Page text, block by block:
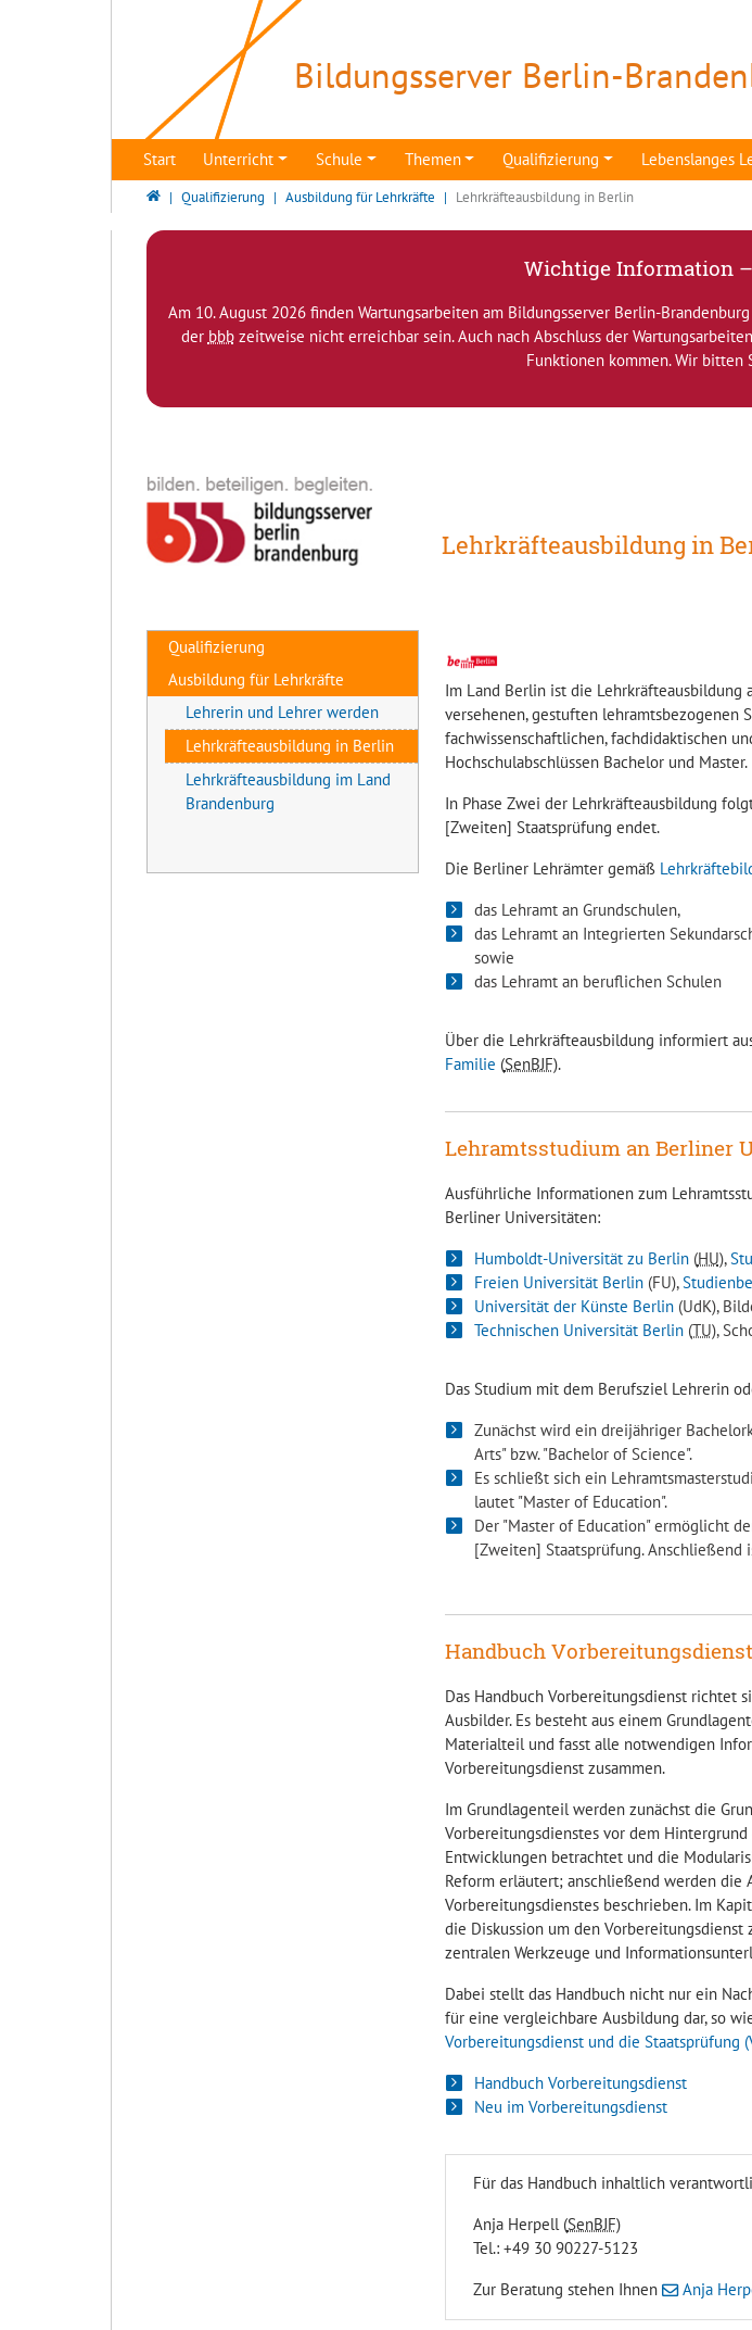
Bildungsserver Berlin-
Start Unterricht Schule Themen Qualifizierung Lebenslanges
Bildungsserver Berlin - Brandenburg
Qualifizierung Ausbildung für Lehrkräfte Lehrkräfteausbildung in Berlin
Wichtige Information
Am 10. August 2026 finden Wartungsarbeiten am Bildungsserver Berlin-Brandenburg
der bbbzeitweise nicht erreichbar sein. Auch nach Abschluss der
Funktionen kommen. Wir bitten
Lehrkräfteausbildung in
Im Land Berlin ist die
versehenen, gestuften lehramtsbezogenen
fachwissenschaftlichen, fachdidaktischen
Hochschulabschlüssen Bachelor und Master.
In Phase Zwei der Lehrkräfteausbildung
[Zweiten] Staatsprüfung endet.
Die Berliner Lehrämter gemäß
das Lehramt an Grundschulen,
das Lehramt an Integrierten
sowie
das Lehramt an beruflichen Schulen
Über die Lehrkräfteausbildung informiert
Familie (SenBJF).
Lehramtsstudium an Berliner
Ausführliche Informationen zum
Berliner Universitäten:
Humboldt-Universität zu Berlin(HU),
Freien Universität Berlin(FU),
Universität der Künste Berlin(UdK),
Technischen Universität Berlin(TU),
Das Studium mit dem Berufsziel Lehrerin
Zunächst wird ein dreijähriger
Arts" bzw. "Bachelor of Science".
Es schließt sich ein
lautet "Master of Education".
Der "Master of Education" ermöglicht
[Zweiten] Staatsprüfung. Anschließend
Handbuch Vorbereitungsdienst
Das Handbuch Vorbereitungsdienst richtet
Ausbilder. Es besteht aus einem
Materialteil und fasst alle notwendigen
Vorbereitungsdienst zusammen.
Im Grundlagenteil werden zunächst die
Vorbereitungsdienstes vor dem
Entwicklungen betrachtet und die
Reform erläutert; anschließend werden die
Vorbereitungsdienstes beschrieben. Im
die Diskussion um den
zentralen Werkzeuge und
Dabei stellt das Handbuch nicht nur ein
für eine vergleichbare Ausbildung dar, so
Vorbereitungsdienst und die Staatsprüfung
Handbuch Vorbereitungsdienst
Neu im Vorbereitungsdienst
Für das Handbuch inhaltlich
Anja Herpell (SenBJF)
Tel.: +49 30 90227-5123
Zur Beratung stehen Ihnen
Anja
Qualifizierung
Ausbildung für Lehrkräfte
Lehrerin und Lehrer werden
Lehrkräfteausbildung in Berlin
Lehrkräfteausbildung im Land
Brandenburg